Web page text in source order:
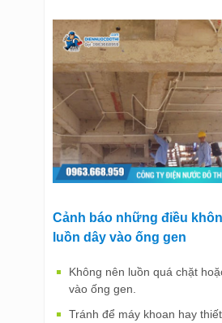
Cảnh báo những điều
luồn dây vào ống gen
Không nên luồn quá chặt
vào ống gen.
Tránh để máy khoan hay